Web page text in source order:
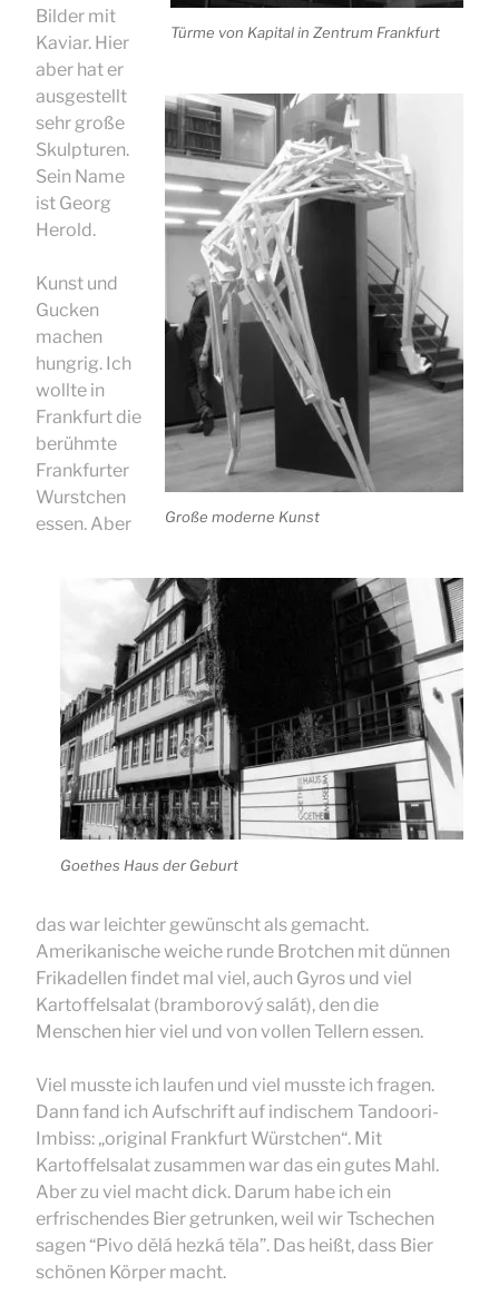
Türme von Kapital in Zentrum Frankfurt
Große moderne Kunst
Goethes Haus der Geburt
Bilder mit
Kaviar. Hier
aber hat er
ausgestellt
sehr große
Skulpturen.
Sein Name
ist Georg
Herold.
Kunst und
Gucken
machen
hungrig. Ich
wollte in
Frankfurt die
berühmte
Frankfurter
Wurstchen
essen. Aber
das war leichter gewünscht als gemacht.
Amerikanische weiche runde Brotchen mit dünnen
Frikadellen findet mal viel, auch Gyros und viel
Kartoffelsalat (bramborový salát), den die
Menschen hier viel und von vollen Tellern essen.
Viel musste ich laufen und viel musste ich fragen.
Dann fand ich Aufschrift auf indischem Tandoori-
Imbiss: „original Frankfurt Würstchen“. Mit
Kartoffelsalat zusammen war das ein gutes Mahl.
Aber zu viel macht dick. Darum habe ich ein
erfrischendes Bier getrunken, weil wir Tschechen
sagen “Pivo dělá hezká těla”. Das heißt, dass Bier
schönen Körper macht.